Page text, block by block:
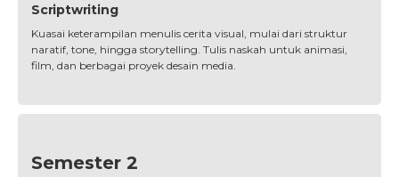
Scriptwriting
Kuasai keterampilan menulis cerita visual, mulai dari struktur
naratif, tone, hingga storytelling. Tulis naskah untuk animasi,
film, dan berbagai proyek desain media.
Semester 2